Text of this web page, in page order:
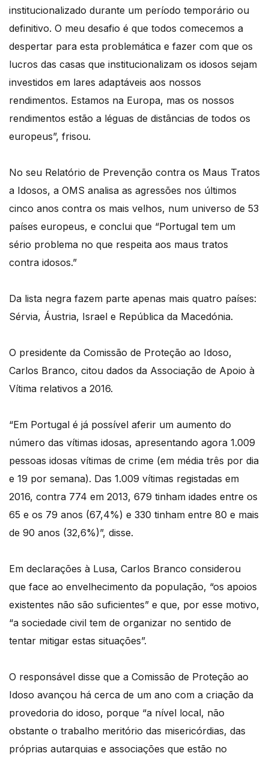
institucionalizado durante um período temporário ou
definitivo. O meu desafio é que todos comecemos a
despertar para esta problemática e fazer com que os
lucros das casas que institucionalizam os idosos sejam
investidos em lares adaptáveis aos nossos
rendimentos. Estamos na Europa, mas os nossos
rendimentos estão a léguas de distâncias de todos os
europeus”, frisou.
No seu Relatório de Prevenção contra os Maus Tratos
a Idosos, a OMS analisa as agressões nos últimos
cinco anos contra os mais velhos, num universo de 53
países europeus, e conclui que “Portugal tem um
sério problema no que respeita aos maus tratos
contra idosos.”
Da lista negra fazem parte apenas mais quatro países:
Sérvia, Áustria, Israel e República da Macedónia.
O presidente da Comissão de Proteção ao Idoso,
Carlos Branco, citou dados da Associação de Apoio à
Vítima relativos a 2016.
“Em Portugal é já possível aferir um aumento do
número das vítimas idosas, apresentando agora 1.009
pessoas idosas vítimas de crime (em média três por dia
e 19 por semana). Das 1.009 vítimas registadas em
2016, contra 774 em 2013, 679 tinham idades entre os
65 e os 79 anos (67,4%) e 330 tinham entre 80 e mais
de 90 anos (32,6%)”, disse.
Em declarações à Lusa, Carlos Branco considerou
que face ao envelhecimento da população, “os apoios
existentes não são suficientes” e que, por esse motivo,
“a sociedade civil tem de organizar no sentido de
tentar mitigar estas situações”.
O responsável disse que a Comissão de Proteção ao
Idoso avançou há cerca de um ano com a criação da
provedoria do idoso, porque “a nível local, não
obstante o trabalho meritório das misericórdias, das
próprias autarquias e associações que estão no